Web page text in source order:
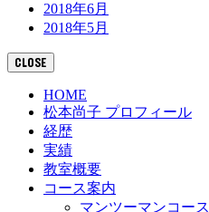
2018年6月
2018年5月
CLOSE
HOME
松本尚子 プロフィール
経歴
実績
教室概要
コース案内
マンツーマンコース